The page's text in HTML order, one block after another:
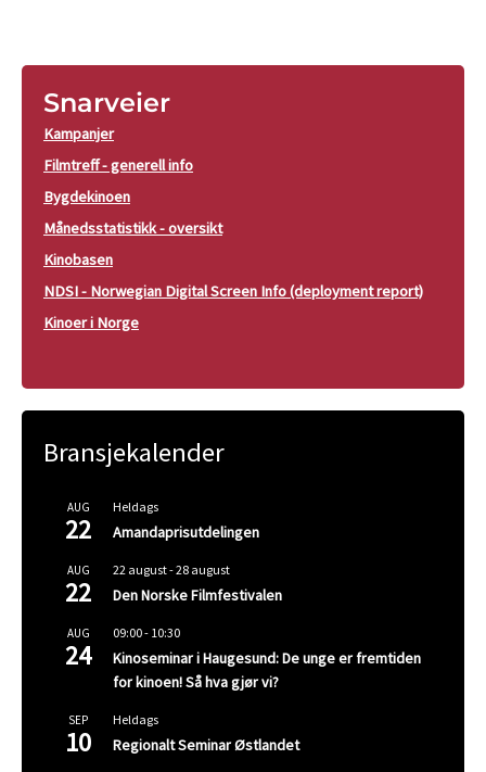
Snarveier
Kampanjer
Filmtreff - generell info
Bygdekinoen
Månedsstatistikk - oversikt
Kinobasen
NDSI - Norwegian Digital Screen Info (deployment report)
Kinoer i Norge
Bransjekalender
AUG
22
Heldags
Amandaprisutdelingen
AUG
22
22 august-28 august
Den Norske Filmfestivalen
AUG
24
09:00- 10:30
Kinoseminar i Haugesund: De unge er fremtiden
for kinoen! Så hva gjør vi?
SEP
10
Heldags
Regionalt Seminar Østlandet